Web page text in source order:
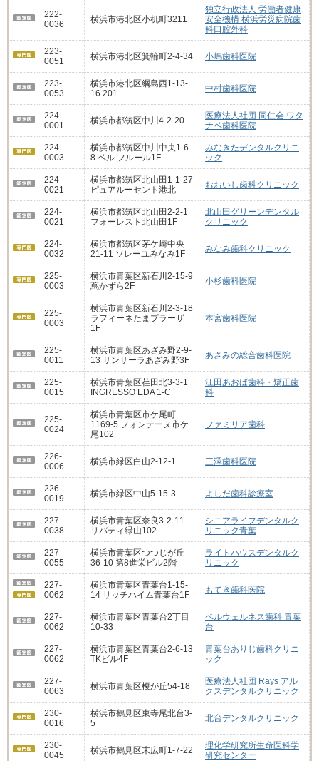
222-
0036
横浜市港北区小机町3211
独立行政法人 労働者健康
安全機構 横浜労災病院歯
科口腔外科
223-
0051
横浜市港北区箕輪町2-4-34 小嶋歯科医院
223-
0053
横浜市港北区綱島西1-13-
16 201
中村歯科医院
224-
0001
横浜市都筑区中川4-2-20
医療法人社団 同仁会 ワタ
ナベ歯科医院
224-
0003
横浜市都筑区中川中央1-6-
8 ベル フルール1F
みなきたデンタルクリニ
ック
224-
0021
横浜市都筑区北山田1-1-27
ピュアルーセント港北
おおいし歯科クリニック
224-
0021
横浜市都筑区北山田2-2-1
フォーレスト北山田1F
北山田グリーンデンタル
クリニック
224-
0032
横浜市都筑区茅ケ崎中央
21-11 ソレーユみなみ1F
みなみ歯科クリニック
225-
0003
横浜市青葉区新石川2-15-9
蔦かずら2F
小杉歯科医院
225-
0003
横浜市青葉区新石川2-3-18
ラフィーネたまプラーザ
1F
本宮歯科医院
225-
0011
横浜市青葉区あざみ野2-9-
13 サンサーラあざみ野3F
あざみの総合歯科医院
225-
0015
横浜市青葉区荏田北3-3-1
INGRESSO EDA 1-C
江田あおば歯科・矯正歯
科
225-
0024
横浜市青葉区市ケ尾町
1169-5 フォンテーヌ市ケ
尾102
ファミリア歯科
226-
0006
横浜市緑区白山2-12-1 三澤歯科医院
226-
0019
横浜市緑区中山5-15-3 よしだ歯科診療室
227-
0038
横浜市青葉区奈良3-2-11
リバティ緑山102
シニアライフデンタルク
リニック青葉
227-
0055
横浜市青葉区つつじが丘
36-10 第8進栄ビル2階
ライトハウスデンタルク
リニック
227-
0062
横浜市青葉区青葉台1-15-
14 リッチハイム青葉台1F
もてき歯科医院
227-
0062
横浜市青葉区青葉台2丁目
10-33
ベルウェルネス歯科 青葉
台
227-
0062
横浜市青葉区青葉台2-6-13
TKビル4F
青葉台ありじ歯科クリニ
ック
227-
0063
横浜市青葉区榎が丘54-18
医療法人社団 Rays アル
クスデンタルクリニック
230-
0016
横浜市鶴見区東寺尾北台3-
5
北台デンタルクリニック
230-
0045
横浜市鶴見区末広町1-7-22
理化学研究所生命医科学
研究センター